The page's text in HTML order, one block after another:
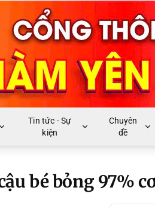
Tin tức - Sự
kiện
Chuyên
đề
bé bỏng 97%